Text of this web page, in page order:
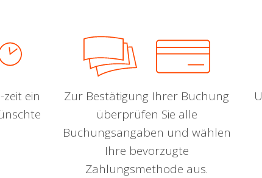
ein
Zur Bestätigung Ihrer Buchung
überprüfen Sie alle
Buchungsangaben und wählen
Ihre bevorzugte
Zahlungsmethode aus.